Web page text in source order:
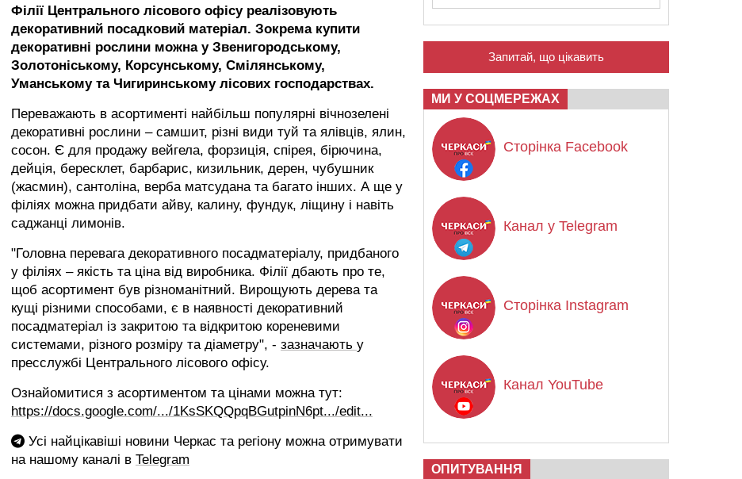
Філії Центрального лісового офісу реалізовують
декоративний посадковий матеріал. Зокрема купити
декоративні рослини можна у Звенигородському,
Золотоніському, Корсунському, Смілянському,
Уманському та Чигиринському лісових господарствах.
Переважають в асортименті найбільш популярні вічнозелені
декоративні рослини – самшит, різні види туй та ялівців, ялин,
сосон. Є для продажу вейгела, форзиція, спірея, бірючина,
дейція, бересклет, барбарис, кизильник, дерен, чубушник
(жасмин), сантоліна, верба матсудана та багато інших. А ще у
філіях можна придбати айву, калину, фундук, ліщину і навіть
саджанці лимонів.
"Головна перевага декоративного посадматеріалу, придбаного
у філіях – якість та ціна від виробника. Філії дбають про те,
щоб асортимент був різноманітний. Вирощують дерева та
кущі різними способами, є в наявності декоративний
посадматеріал із закритою та відкритою кореневими
системами, різного розміру та діаметру", - зазначають у
пресслужбі Центрального лісового офісу.
Ознайомитися з асортиментом та цінами можна тут:
https://docs.google.com/.../1KsSKQQpqBGutpinN6pt.../edit...
Усі найцікавіші новини Черкас та регіону можна отримувати
на нашому каналі в Telegram
Запитай, що цікавить
МИ У СОЦМЕРЕЖАХ
Сторінка Facebook
Канал у Telegram
Сторінка Instagram
Канал YouTube
ОПИТУВАННЯ